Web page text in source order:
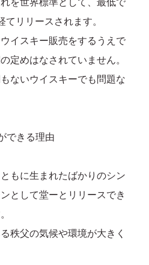
リリースされます。
イスキー販売をするうえで
定めはなされていません。
ないウイスキーでも問題な
できる理由
もに生まれたばかりのシン
として堂ーとリリースでき
秩父の気候や環境が大きく